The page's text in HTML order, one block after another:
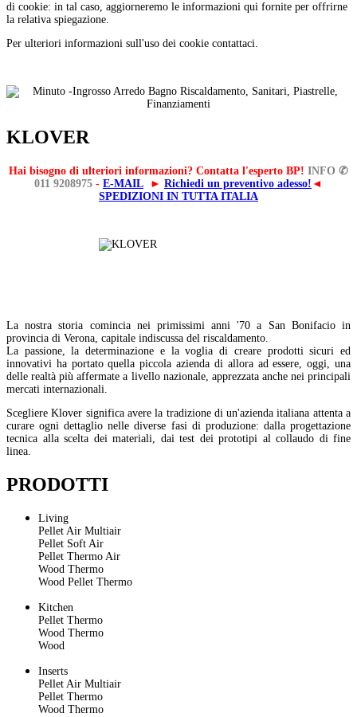
di cookie: in tal caso, aggiorneremo le informazioni qui fornite per offrirne
la relativa spiegazione.
Per ulteriori informazioni sull'uso dei cookie contattaci.
KLOVER
Hai bisogno di ulteriori informazioni? Contatta l'esperto BP! INFO ✆
011 9208975 - E-MAIL ► Richiedi un preventivo adesso! ◄
SPEDIZIONI IN TUTTA ITALIA
La nostra storia comincia nei primissimi anni '70 a San Bonifacio in
provincia di Verona, capitale indiscussa del riscaldamento.
La passione, la determinazione e la voglia di creare prodotti sicuri ed
innovativi ha portato quella piccola azienda di allora ad essere, oggi, una
delle realtà più affermate a livello nazionale, apprezzata anche nei principali
mercati internazionali.
Scegliere Klover significa avere la tradizione di un'azienda italiana attenta a
curare ogni dettaglio nelle diverse fasi di produzione: dalla progettazione
tecnica alla scelta dei materiali, dai test dei prototipi al collaudo di fine
linea.
PRODOTTI
Living
Pellet Air Multiair
Pellet Soft Air
Pellet Thermo Air
Wood Thermo
Wood Pellet Thermo
Kitchen
Pellet Thermo
Wood Thermo
Wood
Inserts
Pellet Air Multiair
Pellet Thermo
Wood Thermo